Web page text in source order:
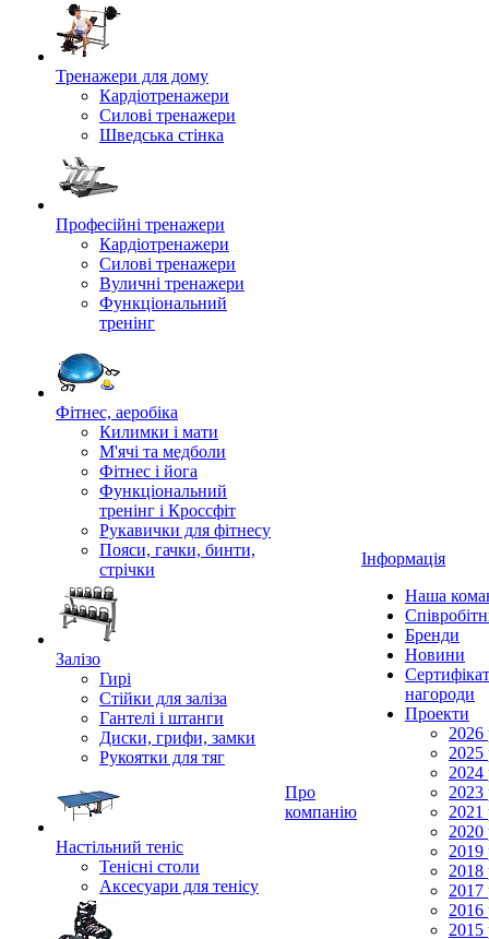
Тренажери для дому
Кардіотренажери
Силові тренажери
Шведська стінка
Професійні тренажери
Кардіотренажери
Силові тренажери
Вуличні тренажери
Функціональний
тренінг
Фітнес, аеробіка
Килимки і мати
М'ячі та медболи
Фітнес і йога
Функціональний
тренінг і Кроссфіт
Рукавички для фітнесу
Пояси, гачки, бинти,
стрічки
Залізо
Гирі
Стійки для заліза
Гантелі і штанги
Диски, грифи, замки
Рукоятки для тяг
Настільний теніс
Тенісні столи
Аксесуари для тенісу
Про
компанію
Інформація
Наша
Бренди
Новини
нагороди
Проекти
2026
2025
2024
2023
2021
2020
2019
2018
2017
2016
2015